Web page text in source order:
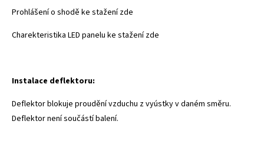
Prohlášení o shodě ke stažení zde
Charekteristika LED panelu ke stažení zde
Instalace deflektoru:
Deflektor blokuje proudění vzduchu z vyústky v daném směru.
Deflektor není součástí balení.